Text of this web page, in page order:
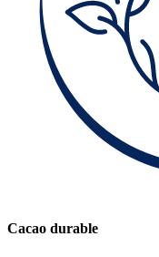
Cacao durable